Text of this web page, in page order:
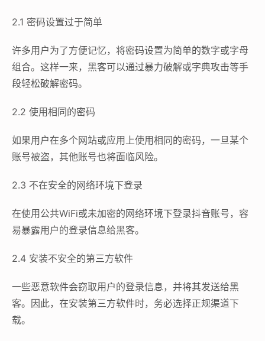
2.1 密码设置过于简单
许多用户为了方便记忆，将密码设置为简单的数字或字母
组合。这样一来，黑客可以通过暴力破解或字典攻击等手
段轻松破解密码。
2.2 使用相同的密码
如果用户在多个网站或应用上使用相同的密码，一旦某个
账号被盗，其他账号也将面临风险。
2.3 不在安全的网络环境下登录
在使用公共WiFi或未加密的网络环境下登录抖音账号，容
易暴露用户的登录信息给黑客。
2.4 安装不安全的第三方软件
一些恶意软件会窃取用户的登录信息，并将其发送给黑
客。因此，在安装第三方软件时，务必选择正规渠道下
载。